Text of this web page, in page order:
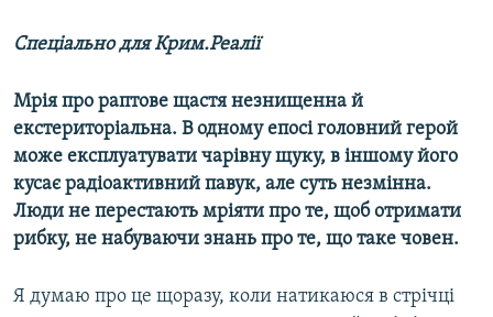
Усі сайти RFE/RL
Спеціально для Крим.Реалії
Мрія про раптове щастя незнищенна й
екстериторіальна. В одному епосі головний герой
може експлуатувати чарівну щуку, в іншому його
кусає радіоактивний павук, але суть незмінна.
Люди не перестають мріяти про те, щоб отримати
рибку, не набуваючи знань про те, що таке човен.
Я думаю про це щоразу, коли натикаюся в стрічці